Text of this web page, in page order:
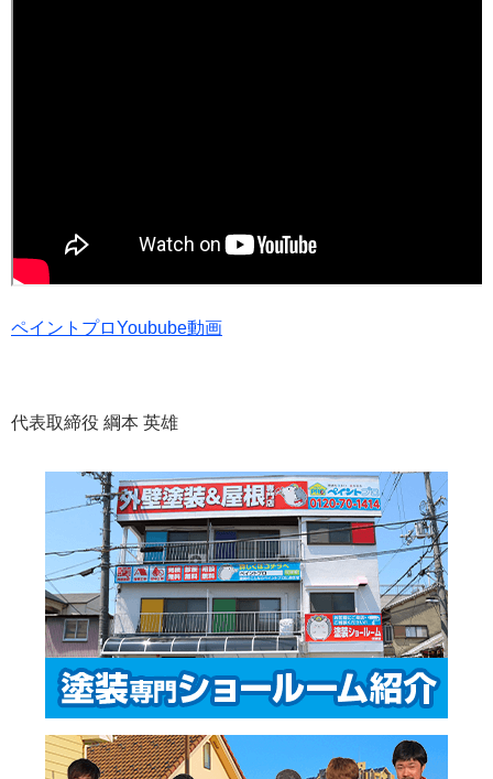
ペイントプロYoubube動画
代表取締役 綱本 英雄